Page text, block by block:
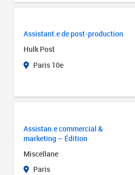
Assistant.e de post-production
Hulk Post
Paris 10e
Assistan.e commercial &
marketing – Édition
Miscellane
Paris